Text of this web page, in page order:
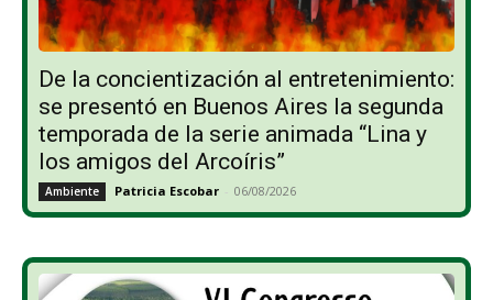
De la concientización al entretenimiento:
se presentó en Buenos Aires la segunda
temporada de la serie animada “Lina y
los amigos del Arcoíris”
Ambiente Patricia Escobar - 06/08/2026